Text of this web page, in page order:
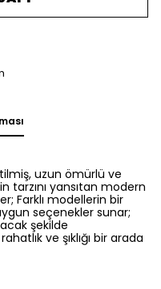
uzun ömürlü ve
tarzını yansıtan modern
Farklı modellerin bir
seçenekler sunar;
şekilde
ve şıklığı bir arada